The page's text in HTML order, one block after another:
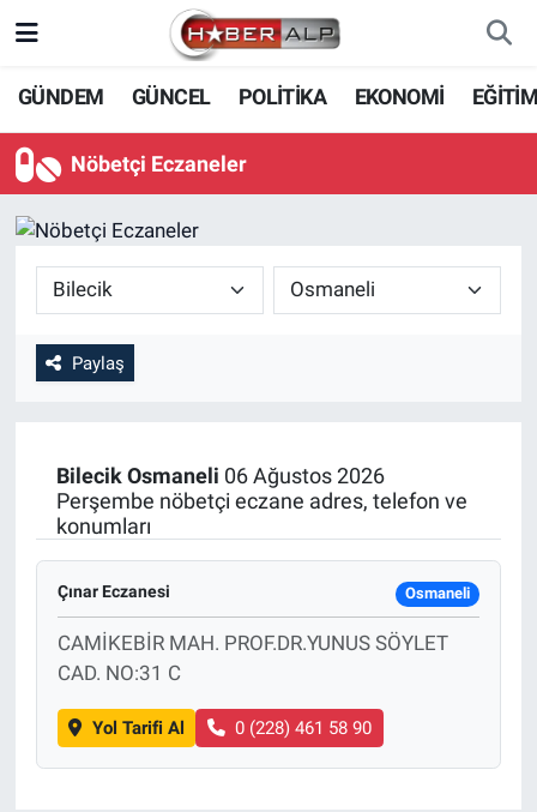
GÜNDEM GÜNCEL POLİTİKA EKONOMİ
Nöbetçi Eczaneler
Paylaş
Bilecik Osmaneli 06 Ağustos 2026
Perşembe nöbetçi eczane adres, telefon ve
konumları
Çınar Eczanesi Osmaneli
CAMİKEBİR MAH. PROF.DR.YUNUS SÖYLET
CAD. NO:31 C
Yol Tarifi Al 0 (228) 461 58 90
Nöbetçi Eczaneler
Hava Durumu
Süper Lig Puan Durumu ve Fikstür